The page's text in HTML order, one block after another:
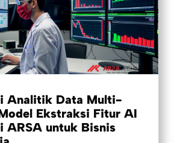
Analitik Data Multi-
Ekstraksi Fitur AI
ARSA untuk Bisnis